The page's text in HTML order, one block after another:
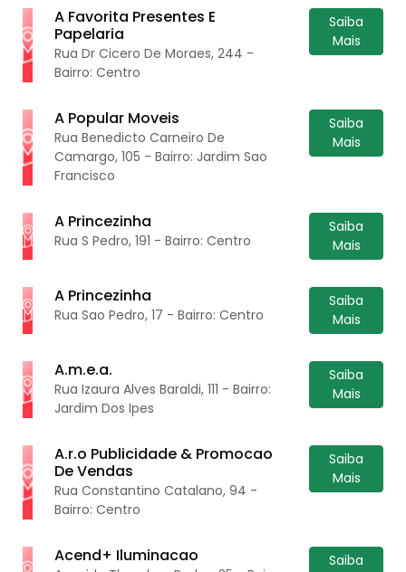
A Favorita Presentes E
Papelaria
Rua Dr Cicero De Moraes, 244 -
Bairro: Centro
Saiba
Mais
A Popular Moveis
Rua Benedicto Carneiro De
Camargo, 105 - Bairro: Jardim Sao
Francisco
Saiba
Mais
A Princezinha
Rua S Pedro, 191 - Bairro: Centro
Saiba
Mais
A Princezinha
Rua Sao Pedro, 17 - Bairro: Centro
Saiba
Mais
A.m.e.a.
Rua Izaura Alves Baraldi, 111 - Bairro:
Jardim Dos Ipes
Saiba
Mais
A.r.o Publicidade & Promocao
De Vendas
Rua Constantino Catalano, 94 -
Bairro: Centro
Saiba
Mais
Acend+ Iluminacao
Saiba